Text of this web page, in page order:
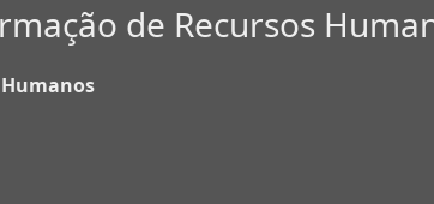
de Recursos
Humanos